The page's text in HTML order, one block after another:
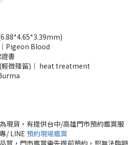
Pigeon Blood
書
輕微殘留)｜ heat treatment​​
現貨，有提供台中/高雄門市預約鑑賞服
/ LINE 預約現場鑑賞